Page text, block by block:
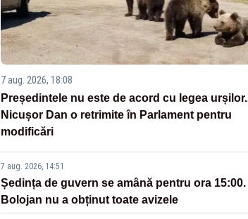
7 aug. 2026, 18:08
Președintele nu este de acord cu legea urșilor.
Nicușor Dan o retrimite în Parlament pentru
modificări
7 aug. 2026, 14:51
Ședința de guvern se amână pentru ora 15:00.
Bolojan nu a obținut toate avizele